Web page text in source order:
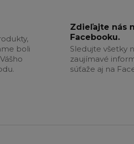
boli
Zdieľajte nás
Facebooku.
Sledujte všetky
zaujímavé
súťaže aj na